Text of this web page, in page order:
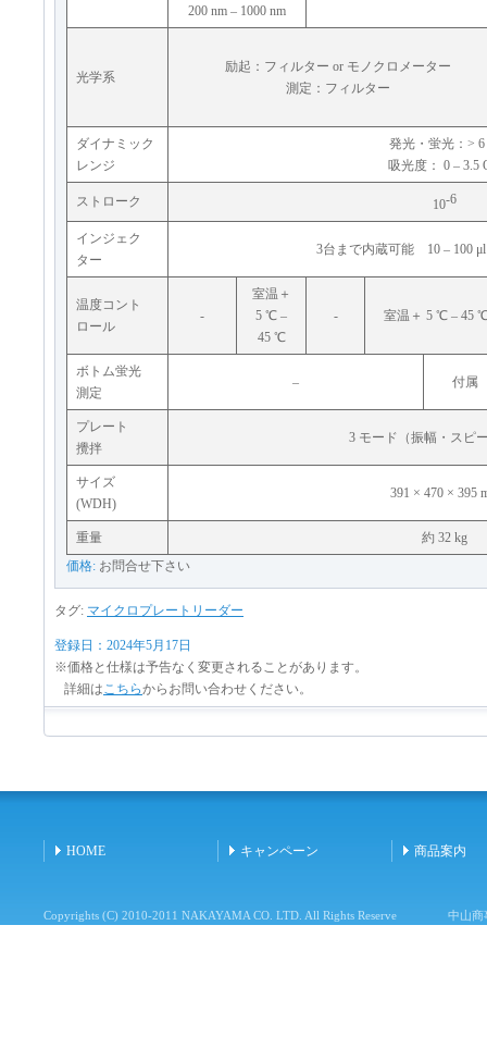
200 nm – 1000 nm
光学系
励起：フィルター or モノクロメーター
測定：フィルター
ダイナミック
レンジ
発光・蛍光：> 6
吸光度： 0 – 3.5
ストローク 10-6
インジェク
ター
3台まで内蔵可能 10 – 100
温度コント
ロール
-
室温＋
5 ℃ –
45 ℃
- 室温＋ 5 ℃ – 45
ボトム蛍光
測定
– 付属
プレート
攪拌
3 モード（振幅・スピ
サイズ
(WDH)
391 × 470 × 395
重量
約 32 kg
価格: お問合せ下さい
タグ: マイクロプレートリーダー
登録日：2024年5月17日
※価格と仕様は予告なく変更されることがあります。
詳細はこちらからお問い合わせください。
HOME キャンペーン 商品案内
Copyrights (C) 2010-2011 NAKAYAMA CO. LTD. All Rights Reserve 中山商